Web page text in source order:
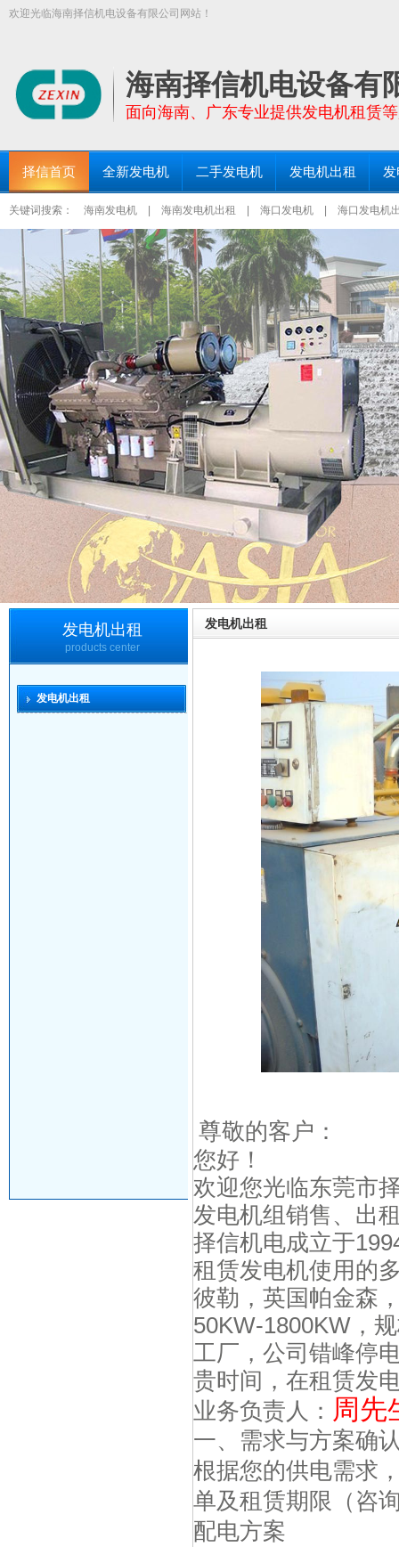
欢迎光临海南择信机电设备有限公司网站！
三亚发电机出租、琼海发电机出租等区域均设有仓库和服务点！
海南择信机电设备有
面向海南、广东专业提供发电机租赁
择信首页 全新发电机 二手发电机 发电机出租
关键词搜索： 海南发电机 海南发电机出租 海口发电机 海口发电机
发电机出租
尊敬的客户：
您好！
欢迎您光临东莞市
发电机组销售、出
择信机电成立于
租赁发电机使用的
彼勒，英国帕金森
50KW-1800KW ，
工厂，公司错峰停
贵时间，在租赁发
业务负责人： 周先
一、需求与方案确
根据您的供电需求
单及租赁期限（咨
配电方案
发电机出租
products center
发电机出租